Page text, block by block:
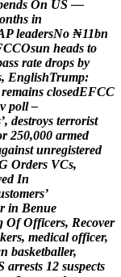
ends On US —
onths in
P leadersNo ₦11bn
CCOsun heads to
ass rate drops by
, EnglishTrump:
remains closedEFCC
v poll –
’, destroys terrorist
r 250,000 armed
gainst unregistered
Orders VCs,
ed In
stomers’
r in Benue
Of Officers, Recover
kers, medical officer,
n basketballer,
arrests 12 suspects